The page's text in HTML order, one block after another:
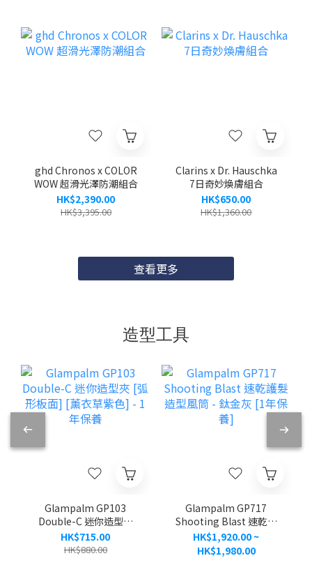
ghd Chronos x COLOR
WOW 超滑光澤防潮組合
HK$2,390.00
HK$3,395.00
Clarins x Dr. Hauschka
7日奇妙煥膚組合
HK$650.00
HK$1,360.00
查看更多
造型工具
Glampalm GP103
Double-C 迷你造型夾
[弧形板面] [薰衣草紫色]
- 1年保養
HK$715.00
HK$880.00
Glampalm GP717
Shooting Blast 速乾護
髮造型風筒 - 鈦金灰 [1年
保養]
HK$1,920.00 ~
HK$1,980.00